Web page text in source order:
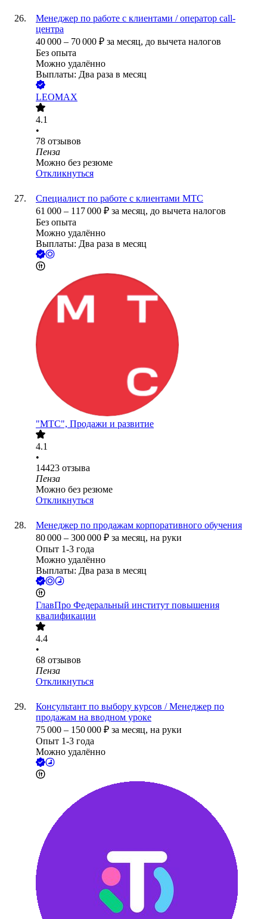
Менеджер по работе с клиентами / оператор call-
центра
40 000 – 70 000 ₽ за месяц, до вычета налогов
Без опыта
Можно удалённо
Выплаты: Два раза в месяц
LEOMAX
4.1
•
78 отзывов
Пенза
Можно без резюме
Откликнуться
Специалист по работе с клиентами МТС
61 000 – 117 000 ₽ за месяц, до вычета налогов
Без опыта
Можно удалённо
Выплаты: Два раза в месяц
"МТС", Продажи и развитие
4.1
•
14423 отзыва
Пенза
Можно без резюме
Откликнуться
Менеджер по продажам корпоративного обучения
80 000 – 300 000 ₽ за месяц, на руки
Опыт 1-3 года
Можно удалённо
Выплаты: Два раза в месяц
ГлавПро Федеральный институт повышения
квалификации
4.4
•
68 отзывов
Пенза
Откликнуться
Консультант по выбору курсов / Менеджер по
продажам на вводном уроке
75 000 – 150 000 ₽ за месяц, на руки
Опыт 1-3 года
Можно удалённо